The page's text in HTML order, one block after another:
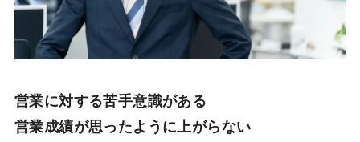
営業に対する苦手意識がある
営業成績が思ったように上がらない